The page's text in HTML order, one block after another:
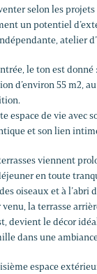
selon les
un potentiel
atelier
le ton est
d’environ 55 m2,
espace de vie avec
et son lien
viennent
en toute
oiseaux et à l’abri
venu, la terrasse
devient le décor
dans une
espace